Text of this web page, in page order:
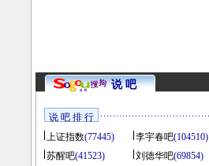
说 吧
说 吧 排 行
上证指数(77445) 李宇春吧(104510)
苏醒吧(41523) 刘德华吧(69854)